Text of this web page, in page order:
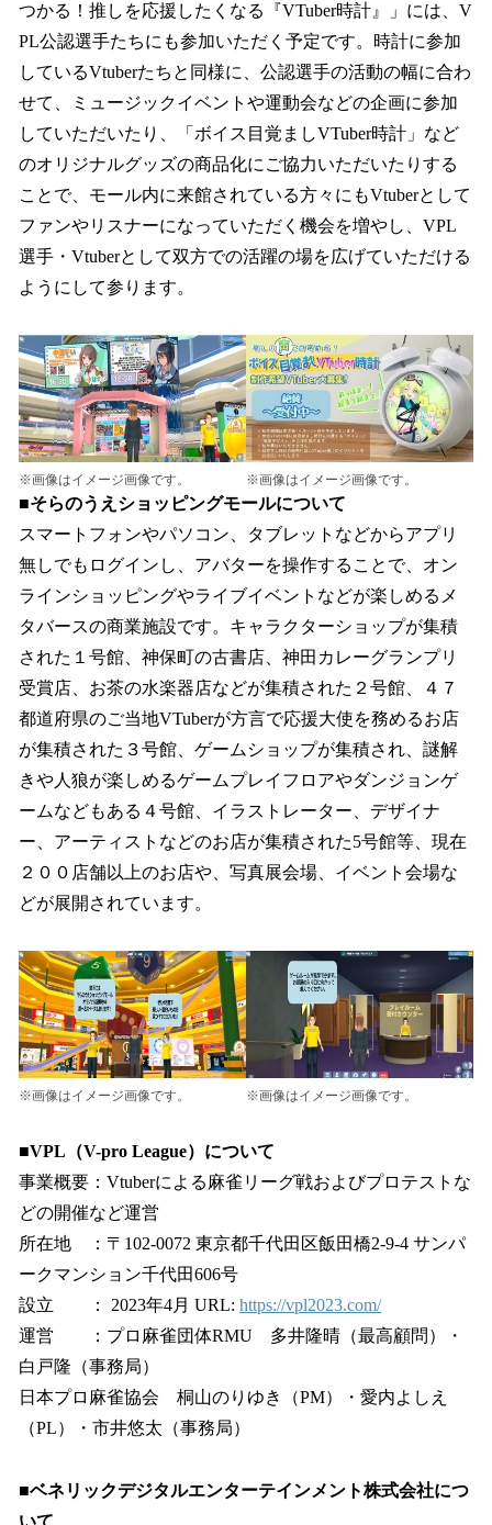
つかる！推しを応援したくなる『VTuber時計』」には、V
PL公認選手たちにも参加いただく予定です。時計に参加
しているVtuberたちと同様に、公認選手の活動の幅に合わ
せて、ミュージックイベントや運動会などの企画に参加
していただいたり、「ボイス目覚ましVTuber時計」など
のオリジナルグッズの商品化にご協力いただいたりする
ことで、モール内に来館されている方々にもVtuberとして
ファンやリスナーになっていただく機会を増やし、VPL
選手・Vtuberとして双方での活躍の場を広げていただける
ようにして参ります。
※画像はイメージ画像です。 ※画像はイメージ画像です。
■そらのうえショッピングモールについて
スマートフォンやパソコン、タブレットなどからアプリ
無しでもログインし、アバターを操作することで、オン
ラインショッピングやライブイベントなどが楽しめるメ
タバースの商業施設です。キャラクターショップが集積
された１号館、神保町の古書店、神田カレーグランプリ
受賞店、お茶の水楽器店などが集積された２号館、４７
都道府県のご当地VTuberが方言で応援大使を務めるお店
が集積された３号館、ゲームショップが集積され、謎解
きや人狼が楽しめるゲームプレイフロアやダンジョンゲ
ームなどもある４号館、イラストレーター、デザイナ
ー、アーティストなどのお店が集積された5号館等、現在
２００店舗以上のお店や、写真展会場、イベント会場な
どが展開されています。
※画像はイメージ画像です。 ※画像はイメージ画像です。
■VPL（V-pro League）について
事業概要：Vtuberによる麻雀リーグ戦およびプロテストな
どの開催など運営
所在地 ：〒102-0072 東京都千代田区飯田橋2-9-4 サンパ
ークマンション千代田606号
設立 ： 2023年4月 URL: https://vpl2023.com/
運営 ：プロ麻雀団体RMU 多井隆晴（最高顧問）・
白戸隆（事務局）
日本プロ麻雀協会 桐山のりゆき（PM）・愛内よしえ
（PL）・市井悠太（事務局）
■ベネリックデジタルエンターテインメント株式会社につ
いて